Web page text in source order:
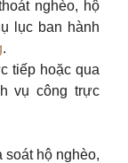
nghèo, hộ
lục ban hành
.
tiếp hoặc qua
vụ công trực
soát hộ nghèo,